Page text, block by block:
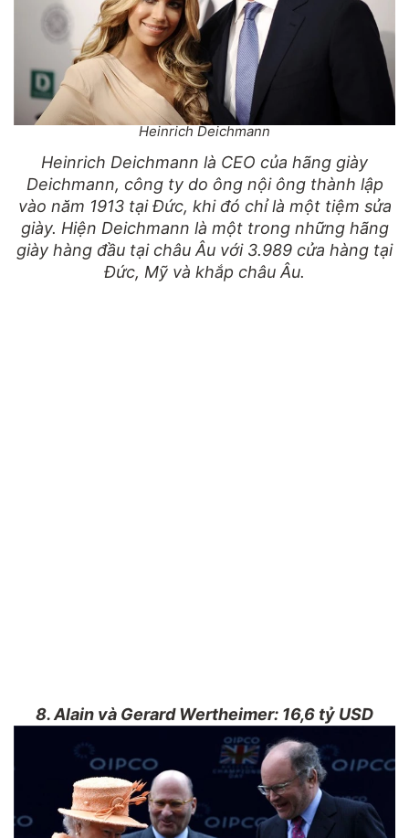
Heinrich Deichmann
Heinrich Deichmann là CEO của hãng giày
Deichmann, công ty do ông nội ông thành lập
vào năm 1913 tại Đức, khi đó chỉ là một tiệm sửa
giày. Hiện Deichmann là một trong những hãng
giày hàng đầu tại châu Âu với 3.989 cửa hàng tại
Đức, Mỹ và khắp châu Âu.
8. Alain và Gerard Wertheimer: 16,6 tỷ USD